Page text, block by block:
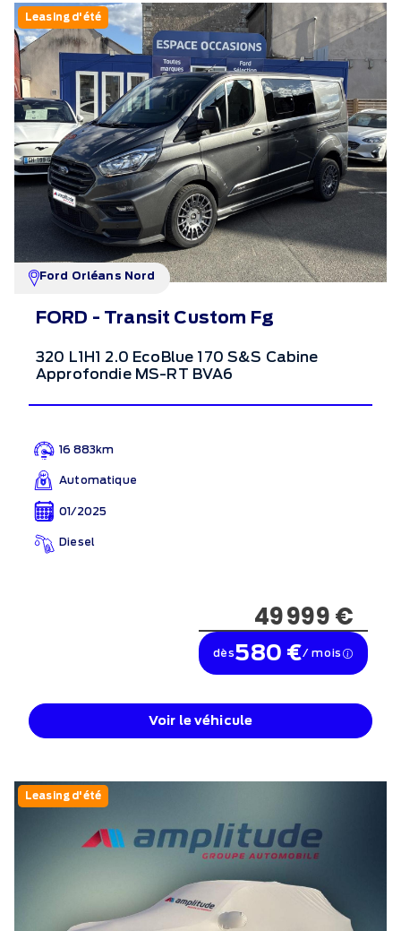
Leasing d'été
Ford Orléans Nord
FORD - Transit Custom Fg
320 L1H1 2.0 EcoBlue 170 S&S Cabine
Approfondie MS-RT BVA6
16 883km
Automatique
01/2025
Diesel
49 999 €
dès580 €/ mois
Voir le véhicule
Leasing d'été